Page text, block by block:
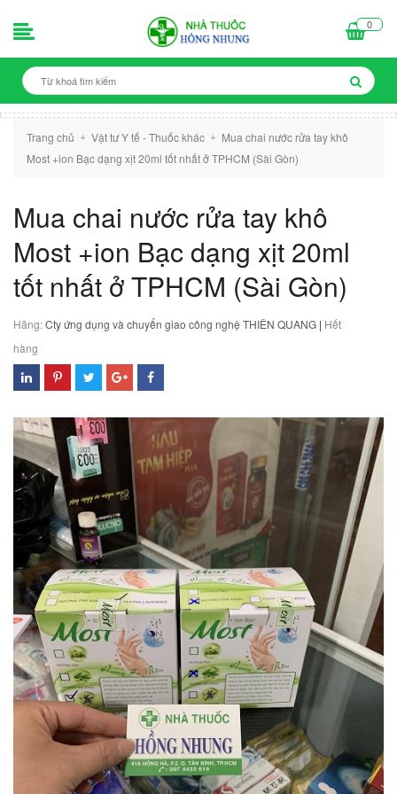
0
Trang chủ + Vật tư Y tế - Thuốc khác +
Mua chai nước rửa tay khô
Most +ion Bạc dạng xịt 20ml tốt nhất ở TPHCM (Sài Gòn)
Mua chai nước rửa tay khô
Most +ion Bạc dạng xịt 20ml
tốt nhất ở TPHCM (Sài Gòn)
Hãng:Cty ứng dụng và chuyển giao công nghệ THIÊN QUANG | Hết
hàng